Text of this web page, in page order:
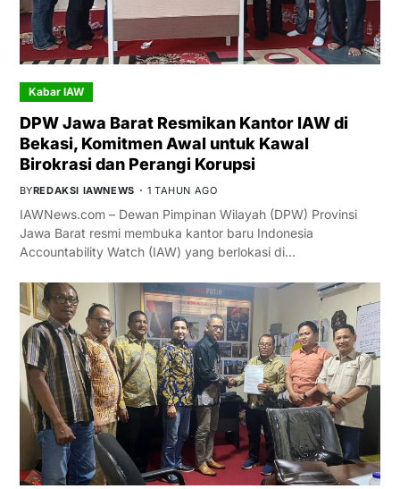
Kabar IAW
DPW Jawa Barat Resmikan Kantor IAW di
Bekasi, Komitmen Awal untuk Kawal
Birokrasi dan Perangi Korupsi
BYREDAKSI IAWNEWS 1 TAHUN AGO
IAWNews.com – Dewan Pimpinan Wilayah (DPW) Provinsi
Jawa Barat resmi membuka kantor baru Indonesia
Accountability Watch (IAW) yang berlokasi di…